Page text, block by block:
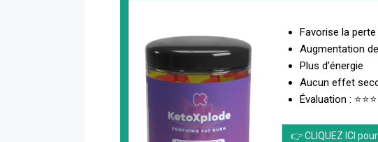
Favorise la
Augmentation
Plus d’énergie
Aucun effet
Évaluation :
👉 CLIQUEZ ICI